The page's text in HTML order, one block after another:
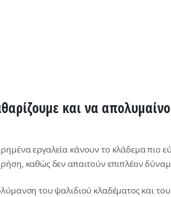
και να
εργαλεία κάνουν το κλάδεμα πιο
καθώς δεν απαιτούν επιπλέον
του ψαλιδιού κλαδέματος και